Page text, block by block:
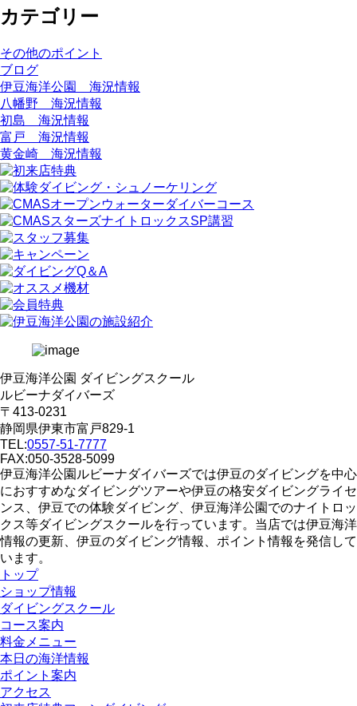
カテゴリー
その他のポイント
ブログ
伊豆海洋公園 海況情報
八幡野 海況情報
初島 海況情報
富戸 海況情報
黄金崎 海況情報
伊豆海洋公園 ダイビングスクール
ルビーナダイバーズ
〒413-0231
静岡県伊東市富戸829-1
TEL:0557-51-7777
FAX:050-3528-5099
伊豆海洋公園ルビーナダイバーズでは伊豆のダイビングを中心
におすすめなダイビングツアーや伊豆の格安ダイビングライセ
ンス、伊豆での体験ダイビング、伊豆海洋公園でのナイトロッ
クス等ダイビングスクールを行っています。当店では伊豆海洋
情報の更新、伊豆のダイビング情報、ポイント情報を発信して
います。
トップ
ショップ情報
ダイビングスクール
コース案内
料金メニュー
本日の海洋情報
ポイント案内
アクセス